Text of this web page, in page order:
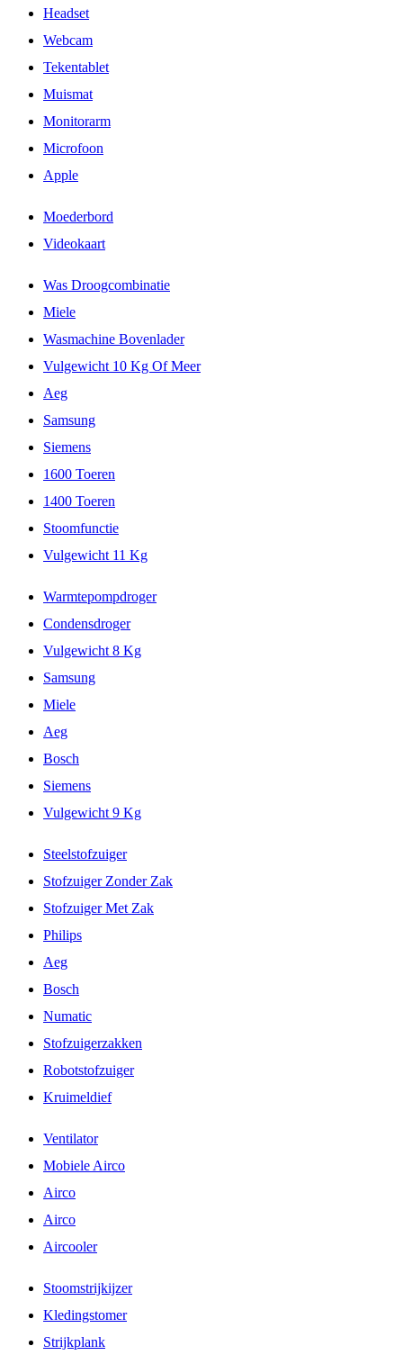
Headset
Webcam
Tekentablet
Muismat
Monitorarm
Microfoon
Apple
Moederbord
Videokaart
Was Droogcombinatie
Miele
Wasmachine Bovenlader
Vulgewicht 10 Kg Of Meer
Aeg
Samsung
Siemens
1600 Toeren
1400 Toeren
Stoomfunctie
Vulgewicht 11 Kg
Warmtepompdroger
Condensdroger
Vulgewicht 8 Kg
Samsung
Miele
Aeg
Bosch
Siemens
Vulgewicht 9 Kg
Steelstofzuiger
Stofzuiger Zonder Zak
Stofzuiger Met Zak
Philips
Aeg
Bosch
Numatic
Stofzuigerzakken
Robotstofzuiger
Kruimeldief
Ventilator
Mobiele Airco
Airco
Airco
Aircooler
Stoomstrijkijzer
Kledingstomer
Strijkplank